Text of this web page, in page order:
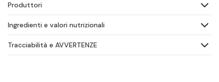
Produttori
Ingredienti e valori nutrizionali
Tracciabilità e AVVERTENZE